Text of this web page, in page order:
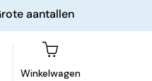
aantallen
Winkelwagen